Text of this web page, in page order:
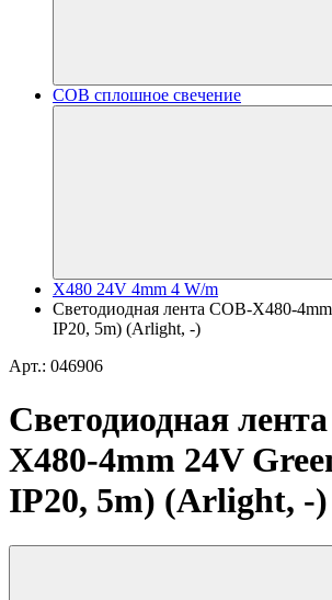
COB сплошное свечение
X480 24V 4mm 4 W/m
Светодиодная лента COB-X480-
IP20, 5m) (Arlight, -)
Арт.: 046906
Светодиодная
X480-4mm 24V
IP20, 5m) (Arlight, -)